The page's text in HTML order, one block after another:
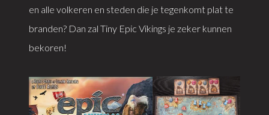
en alle volkeren en steden die je tegenkomt plat te
branden? Dan zal Tiny Epic Vikings je zeker kunnen
bekoren!